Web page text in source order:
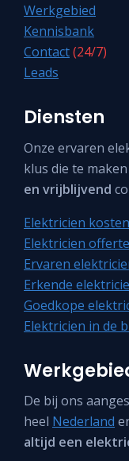
Werkgebied
Kennisbank
Contact(24/7)
Leads
Diensten
Onze ervaren
klus die te
en vrijblijvend
Elektricien kosten
Elektricien offerte
Ervaren
Erkende
Goedkope
Elektricien in de
De bij ons
heel Nederland
altijd een